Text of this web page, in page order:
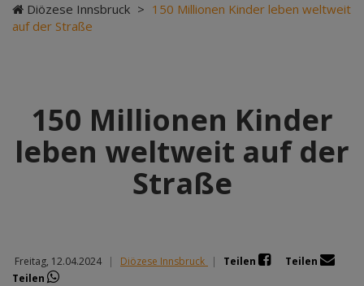
Diözese Innsbruck > 150 Millionen Kinder leben weltweit
auf der Straße
150 Millionen Kinder
leben weltweit auf der
Straße
Freitag, 12.04.2024 | Diözese Innsbruck | Teilen
Teilen
Teilen